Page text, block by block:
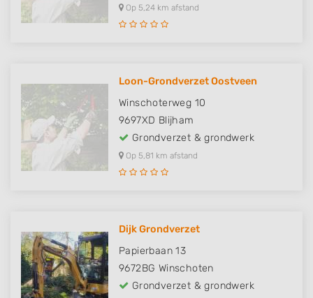
Op 5,24 km afstand
Loon-Grondverzet Oostveen
Winschoterweg 10
9697XD Blijham
Grondverzet & grondwerk
Op 5,81 km afstand
Dijk Grondverzet
Papierbaan 13
9672BG Winschoten
Grondverzet & grondwerk